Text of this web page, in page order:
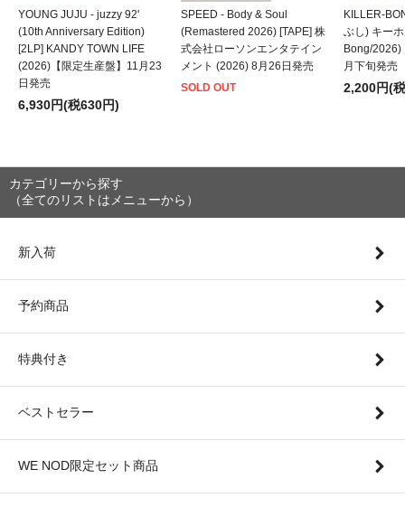
YOUNG JUJU - juzzy 92'
(10th Anniversary Edition)
[2LP] KANDY TOWN LIFE
(2026)【限定生産盤】11月23
日発売
6,930円(税630円)
SPEED - Body & Soul
(Remastered 2026) [TAPE] 株
式会社ローソンエンタテイン
メント (2026) 8月26日発売
SOLD OUT
KILLER-
ぶし) キー
Bong/2026)
月下旬発売
2,200円(
カテゴリーから探す
（全てのリストはメニューから）
新入荷
予約商品
特典付き
ベストセラー
WE NOD限定セット商品